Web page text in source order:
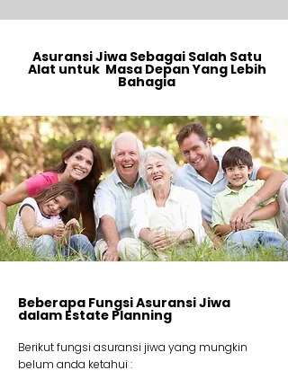
Asuransi Jiwa Sebagai Salah Satu
Alat untuk Masa Depan Yang Lebih
Bahagia
Beberapa Fungsi Asuransi Jiwa
dalam Estate Planning
Berikut fungsi asuransi jiwa yang mungkin
belum anda ketahui :